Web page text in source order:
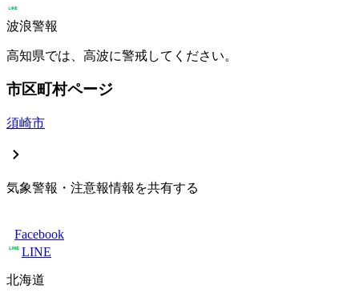
波浪警報
高知県では、高波に警戒してください。
市区町村ページ
須崎市
気象警報・注意報情報を共有する
Facebook
LINE
北海道